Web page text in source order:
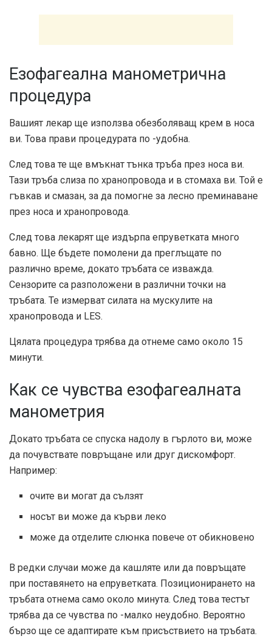
Езофагеална манометрична
процедура
Вашият лекар ще използва обезболяващ крем в носа
ви. Това прави процедурата по -удобна.
След това те ще вмъкнат тънка тръба през носа ви.
Тази тръба слиза по хранопровода и в стомаха ви. Той е
гъвкав и смазан, за да помогне за лесно преминаване
през носа и хранопровода.
След това лекарят ще издърпа епруветката много
бавно. Ще бъдете помолени да преглъщате по
различно време, докато тръбата се изважда.
Сензорите са разположени в различни точки на
тръбата. Те измерват силата на мускулите на
хранопровода и LES.
Цялата процедура трябва да отнеме само около 15
минути.
Как се чувства езофагеалната
манометрия
Докато тръбата се спуска надолу в гърлото ви, може
да почувствате повръщане или друг дискомфорт.
Например:
очите ви могат да сълзят
носът ви може да кърви леко
може да отделите слюнка повече от обикновено
В редки случаи може да кашляте или да повръщате
при поставянето на епруветката. Позиционирането на
тръбата отнема само около минута. След това тестът
трябва да се чувства по -малко неудобно. Вероятно
бързо ще се адаптирате към присъствието на тръбата.